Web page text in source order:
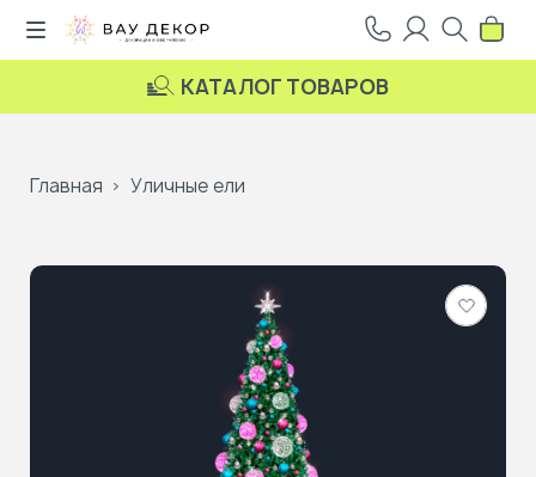
КАТАЛОГ ТОВАРОВ
Главная Уличные ели
в